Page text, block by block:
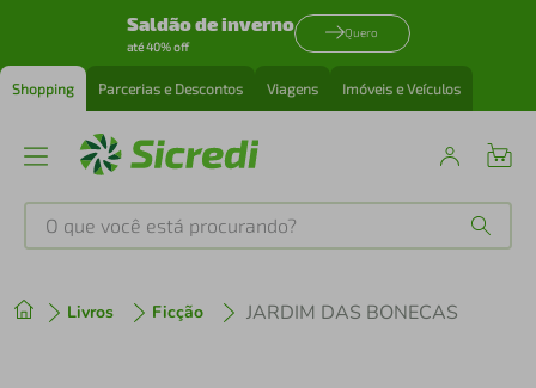
Saldão de inverno
até 40% off
Quero
Shopping Parcerias e Descontos Viagens Imóveis e Veículos
O que você está procurando?
Livros Ficção JARDIM DAS BONECAS